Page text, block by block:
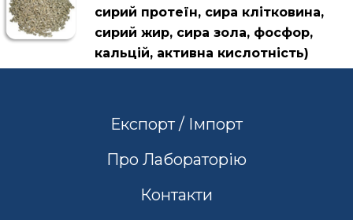
сирий протеїн, сира клітковина,
сирий жир, сира зола, фосфор,
кальцій, активна кислотність)
Експорт / Імпорт
Про Лабораторію
Контакти